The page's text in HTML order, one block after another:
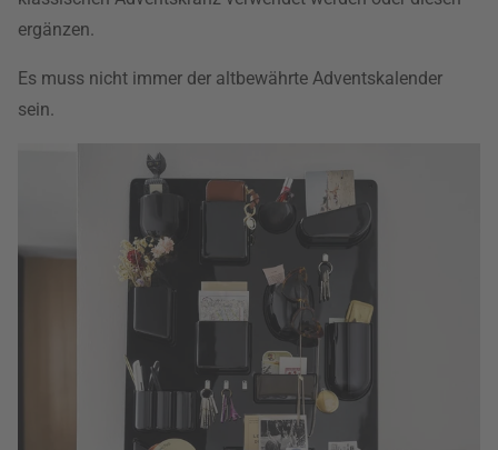
ergänzen.
Es muss nicht immer der altbewährte Adventskalender
sein.